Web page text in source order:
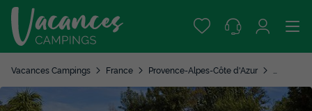
Vacances Campings France Provence-Alpes-Côte d'Azur